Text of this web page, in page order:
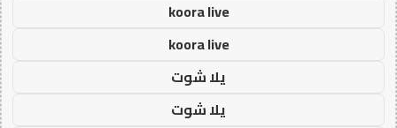
koora live
koora live
يلا شوت
يلا شوت